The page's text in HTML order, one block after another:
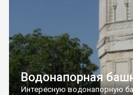
Водонапорная
Интересную водонапорную